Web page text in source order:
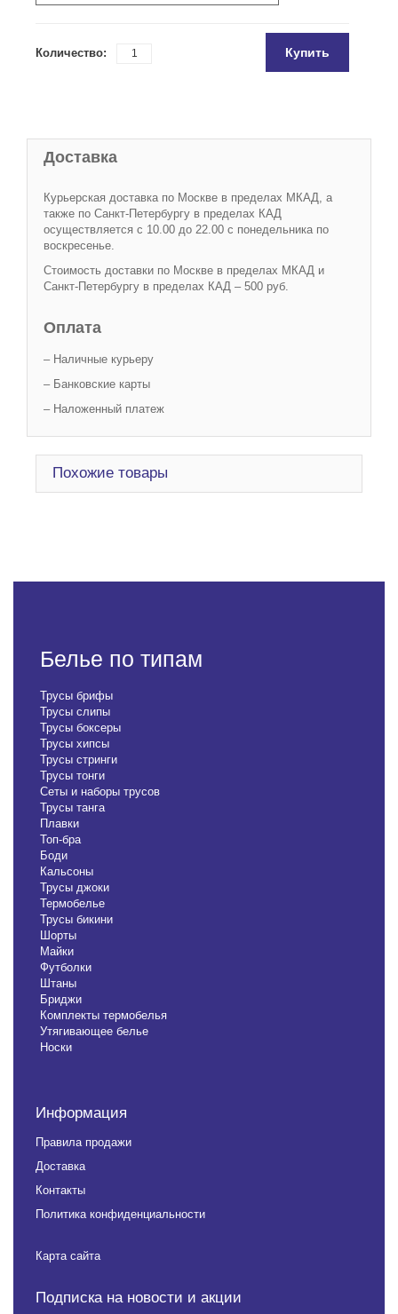
Доставка
Курьерская доставка по Москве в пределах МКАД, а
также по Санкт-Петербургу в пределах КАД
осуществляется с 10.00 до 22.00 с понедельника по
воскресенье.
Стоимость доставки по Москве в пределах МКАД и
Санкт-Петербургу в пределах КАД – 500 руб.
Оплата
– Наличные курьеру
– Банковские карты
– Наложенный платеж
Похожие товары
Количество: Купить
Белье по типам
Трусы брифы
Трусы слипы
Трусы боксеры
Трусы хипсы
Трусы стринги
Трусы тонги
Сеты и наборы трусов
Трусы танга
Плавки
Топ-бра
Боди
Кальсоны
Трусы джоки
Термобелье
Трусы бикини
Шорты
Майки
Футболки
Штаны
Бриджи
Комплекты термобелья
Утягивающее белье
Носки
Информация
Правила продажи
Доставка
Контакты
Политика конфиденциальности
Карта сайта
Подписка на новости и акции